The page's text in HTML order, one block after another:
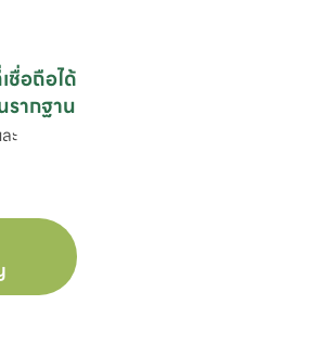
ชื่อถือได้
รากฐาน
ะ